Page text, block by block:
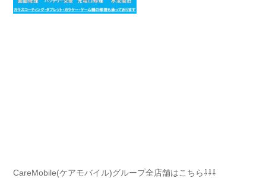
CareMobile(ケアモバイル)グループ全店舗はこちら⇩⇩⇩